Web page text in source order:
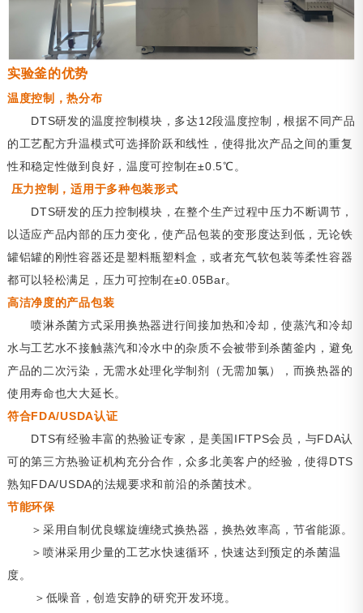
实验釜的优势
温度控制，热分布
DTS研发的温度控制模块，多达12段温度控制，根据不同产品
的工艺配方升温模式可选择阶跃和线性，使得批次产品之间的重复
性和稳定性做到良好，温度可控制在±0.5℃。
压力控制，适用于多种包装形式
DTS研发的压力控制模块，在整个生产过程中压力不断调节，
以适应产品内部的压力变化，使产品包装的变形度达到低，无论铁
罐铝罐的刚性容器还是塑料瓶塑料盒，或者充气软包装等柔性容器
都可以轻松满足，压力可控制在±0.05Bar。
高洁净度的产品包装
喷淋杀菌方式采用换热器进行间接加热和冷却，使蒸汽和冷却
水与工艺水不接触蒸汽和冷水中的杂质不会被带到杀菌釜内，避免
产品的二次污染，无需水处理化学制剂（无需加氯），而换热器的
使用寿命也大大延长。
符合FDA/USDA认证
DTS有经验丰富的热验证专家，是美国IFTPS会员，与FDA认
可的第三方热验证机构充分合作，众多北美客户的经验，使得DTS
熟知FDA/USDA的法规要求和前沿的杀菌技术。
节能环保
＞采用自制优良螺旋缠绕式换热器，换热效率高，节省能源。
＞喷淋采用少量的工艺水快速循环，快速达到预定的杀菌温
度。
＞低噪音，创造安静的研究开发环境。